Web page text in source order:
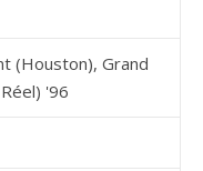
(Houston), Grand
'96